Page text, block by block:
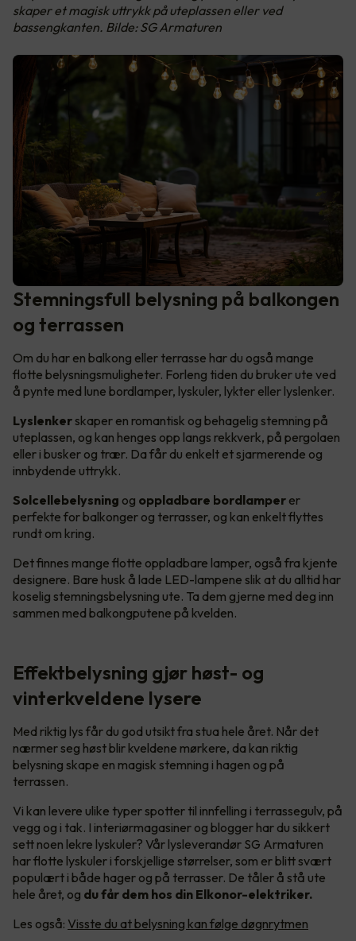
skaper et magisk uttrykk på uteplassen eller ved
bassengkanten. Bilde: SG Armaturen
Stemningsfull belysning på balkongen
og terrassen
Om du har en balkong eller terrasse har du også mange
flotte belysningsmuligheter. Forleng tiden du bruker ute ved
å pynte med lune bordlamper, lyskuler, lykter eller lyslenker.
Lyslenkerskaper en romantisk og behagelig stemning på
uteplassen, og kan henges opp langs rekkverk, på pergolaen
eller i busker og trær. Da får du enkelt et sjarmerende og
innbydende uttrykk.
Solcellebelysning og oppladbare bordlamper er
perfekte for balkonger og terrasser, og kan enkelt flyttes
rundt om kring.
Det finnes mange flotte oppladbare lamper, også fra kjente
designere. Bare husk å lade LED-lampene slik at du alltid har
koselig stemningsbelysning ute. Ta dem gjerne med deg inn
sammen med balkongputene på kvelden.
Effektbelysning gjør høst- og
vinterkveldene lysere
Med riktig lys får du god utsikt fra stua hele året. Når det
nærmer seg høst blir kveldene mørkere, da kan riktig
belysning skape en magisk stemning i hagen og på
terrassen.
Vi kan levere ulike typer spotter til innfelling i terrassegulv, på
vegg og i tak. I interiørmagasiner og blogger har du sikkert
sett noen lekre lyskuler? Vår lysleverandør SG Armaturen
har flotte lyskuler i forskjellige størrelser, som er blitt svært
populært i både hager og på terrasser. De tåler å stå ute
hele året, og du får dem hos din Elkonor-elektriker.
Les også: Visste du at belysning kan følge døgnrytmen